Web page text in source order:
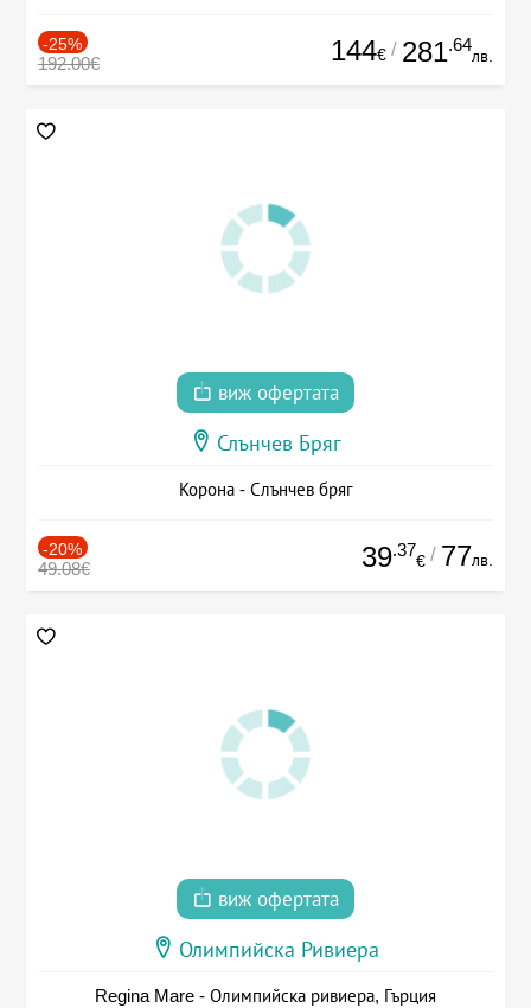
-25%
192.00€ 144€ / 281.64
лв.
виж офертата
Слънчев Бряг
Корона - Слънчев бряг
-20%
49.08€ 39.37
€ / 77лв.
виж офертата
Олимпийска Ривиера
Regina Mare - Олимпийска ривиера, Гърция